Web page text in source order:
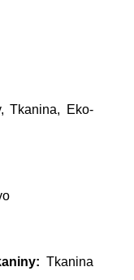
Tkanina, Eko-
Tkanina